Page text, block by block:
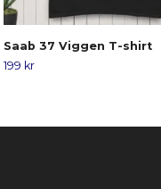
Saab 37 Viggen T-shirt
199 kr